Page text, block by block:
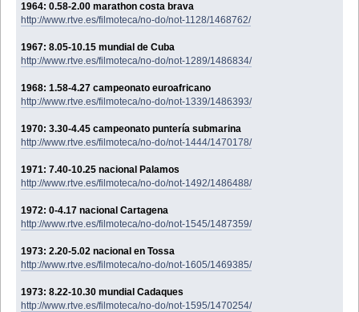
1964: 0.58-2.00 marathon costa brava
http://www.rtve.es/filmoteca/no-do/not-1128/1468762/
1967: 8.05-10.15 mundial de Cuba
http://www.rtve.es/filmoteca/no-do/not-1289/1486834/
1968: 1.58-4.27 campeonato euroafricano
http://www.rtve.es/filmoteca/no-do/not-1339/1486393/
1970: 3.30-4.45 campeonato puntería submarina
http://www.rtve.es/filmoteca/no-do/not-1444/1470178/
1971: 7.40-10.25 nacional Palamos
http://www.rtve.es/filmoteca/no-do/not-1492/1486488/
1972: 0-4.17 nacional Cartagena
http://www.rtve.es/filmoteca/no-do/not-1545/1487359/
1973: 2.20-5.02 nacional en Tossa
http://www.rtve.es/filmoteca/no-do/not-1605/1469385/
1973: 8.22-10.30 mundial Cadaques
http://www.rtve.es/filmoteca/no-do/not-1595/1470254/